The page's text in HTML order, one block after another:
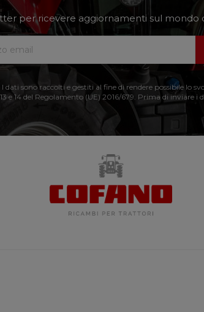
per ricevere aggiornamenti sul mondo
dati sono raccolti e gestiti al fine di rendere possibile
e 14 del Regolamento (UE) 2016/679. Prima di inviare i